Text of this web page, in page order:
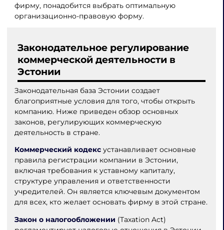
фирму, понадобится выбрать оптимальную
организационно-правовую форму.
Законодательное регулирование
коммерческой деятельности в
Эстонии
Законодательная база Эстонии создает
благоприятные условия для того, чтобы открыть
компанию. Ниже приведен обзор основных
законов, регулирующих коммерческую
деятельность в стране.
Коммерческий кодексустанавливает основные
правила регистрации компании в Эстонии,
включая требования к уставному капиталу,
структуре управления и ответственности
учредителей. Он является ключевым документом
для всех, кто желает основать фирму в этой стране.
Закон о налогообложении (Taxation Act)